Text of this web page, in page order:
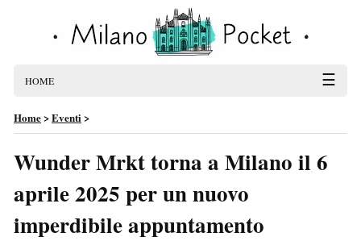
HOME ☰
Home>Eventi>
Wunder Mrkt torna a Milano il 6
aprile 2025 per un nuovo
imperdibile appuntamento